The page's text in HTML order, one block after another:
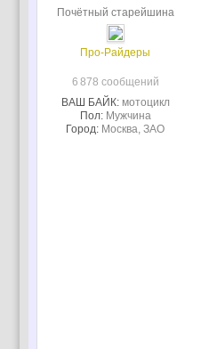
Почётный старейшина
Про-Райдеры
6 878 сообщений
ВАШ БАЙК: мотоцикл
Пол: Мужчина
Город: Москва, ЗАО